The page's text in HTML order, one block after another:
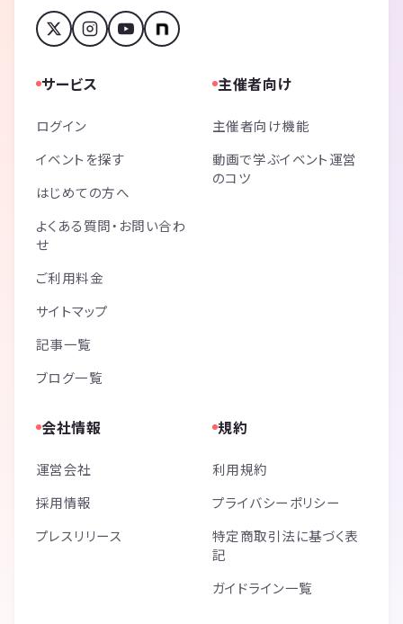
サービス
ログイン
イベントを探す
はじめての方へ
よくある質問・お問い合わ
せ
ご利用料金
サイトマップ
記事一覧
ブログ一覧
主催者向け
主催者向け機能
動画で学ぶイベント運営
のコツ
会社情報
運営会社
採用情報
プレスリリース
規約
利用規約
プライバシーポリシー
特定商取引法に基づく表
記
ガイドライン一覧